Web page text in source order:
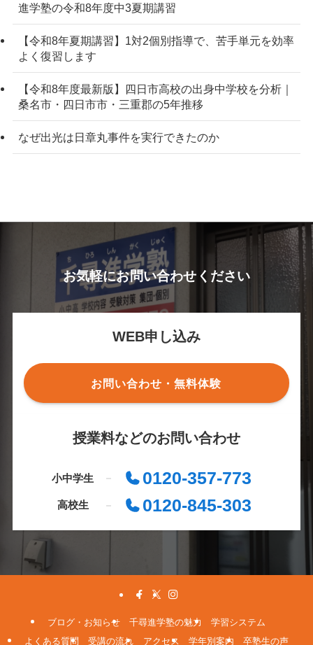
進学塾の令和8年度中3夏期講習
【令和8年夏期講習】1対2個別指導で、苦手単元を効率
よく復習します
【令和8年度最新版】四日市高校の出身中学校を分析｜
桑名市・四日市市・三重郡の5年推移
なぜ出光は日章丸事件を実行できたのか
お気軽にお問い合わせください
WEB申し込み
お問い合わせ・無料体験
授業料などのお問い合わせ
小中学生 0120-357-773
高校生 0120-845-303
ブログ・お知らせ 千尋進学塾の魅力
学習システム
よくある質問
受講の流れ アクセス 学年別案内 卒塾生の声